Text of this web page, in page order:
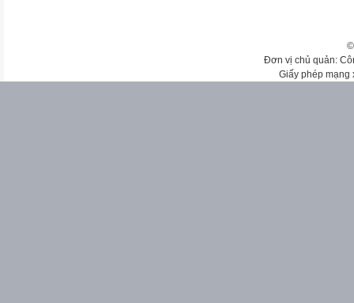
Đơn vị chủ quản:
Giấy phép mạng